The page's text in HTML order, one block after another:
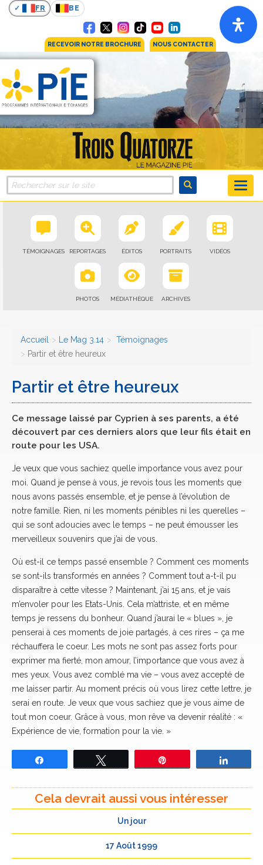
FR BE
RECEVOIR NOTRE BROCHURE NOUS CONTACTER
TÉMOIGNAGES REPORTAGES ÉDITOS PORTRAITS VIDÉOS
PHOTOS MÉDIATHÈQUE ARCHIVES
Accueil Le Mag 3.14
Témoignages
Partir et être heureux
Partir et être heureux
Ce message laissé par Cyprien à ses parents, a été
découvert par ces derniers alors que leur fils était en
route pour les USA.
Je veux que vous sachiez quelle importance vous avez pour
moi. Quand je pense à vous, je revois tous les moments que
nous avons passés ensemble, et je pense à l’évolution de
notre famille. Rien, ni les moments pénibles ni les querelles –
qui se sont adoucies avec le temps – ne peut émousser les
merveilleux souvenirs que j’ai de vous.
Où est-il ce temps passé ensemble ? Comment ces moments
se sont-ils transformés en années ? Comment tout a-t-il pu
disparaître à cette vitesse ? Maintenant, j’ai 15 ans, et je vais
m’envoler pour les Etats-Unis. Cela m’attriste, et en même
temps je ressens du bonheur. Quand j’aurai le « blues », je
penserai à ces moments de joie partagés, à ces rires – ça me
réchauffera le coeur. Les mots ne sont pas assez forts pour
exprimer ma fierté, mon amour, l’importance que vous avez à
mes yeux. Vous avez comblé ma vie – vous avez accepté de
me laisser partir. Au moment précis où vous lirez cette lettre, je
serai en route. Je veux que vous sachiez que je vous aime de
tout mon coeur. Grâce à vous, mon rêve va devenir réalité : «
Expérience de vie, formation pour la vie. »
Cela devrait aussi vous intéresser
Un jour
17 Août 1999